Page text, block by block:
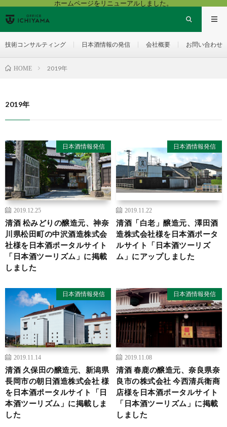
ホームページをリニューアルしました。
技術コンサルティング 日本酒情報の発信 会社概要 お問い合わせ
HOME 2019年
2019年
日本酒情報発信
2019.12.25
清酒 松みどりの醸造元、神奈
川県松田町の中沢酒造株式会
社様を日本酒ポータルサイト
「日本酒ツーリズム」に掲載
しました
日本酒情報発信
2019.11.22
清酒「白老」醸造元、澤田酒
造株式会社様を日本酒ポータ
ルサイト「日本酒ツーリズ
ム」にアップしました
日本酒情報発信
2019.11.14
清酒 久保田の醸造元、新潟県
長岡市の朝日酒造株式会社 様
を日本酒ポータルサイト「日
本酒ツーリズム」に掲載しま
した
日本酒情報発信
2019.11.08
清酒 春鹿の醸造元、奈良県奈
良市の株式会社 今西清兵衛商
店様を日本酒ポータルサイト
「日本酒ツーリズム」に掲載
しました